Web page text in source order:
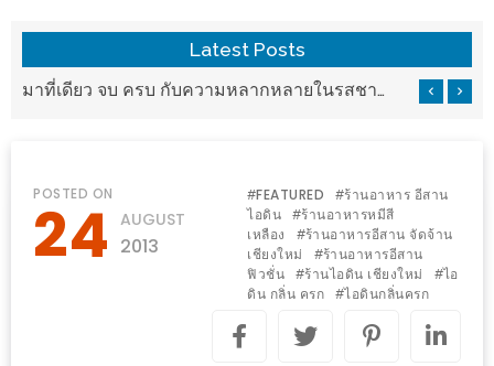
อ้วน
ความ
เป็น
ปัน
นาฯ
เชียงใหม่
เล่น
กัน
Latest Posts
มาที่เดียว จบ ครบ กับความหลากหลายในรสชาติที่นำมาจากทั่วเมืองจีนที่ HAN The Chinese Cuisine
POSTED ON
24 AUGUST
2013
#FEATURED #ร้านอาหาร อีสาน
ไอดิน
#ร้านอาหารหมีสี
เหลือง
#ร้านอาหารอีสาน จัดจ้าน
เชียงใหม่
#ร้านอาหารอีสาน
ฟิวชั่น
#ร้านไอดิน เชียงใหม่ #ไอ
ดิน กลิ่น ครก
#ไอดินกลิ่นครก